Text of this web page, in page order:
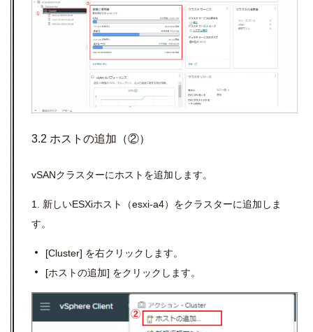
3.2 ホストの追加（②）
vSANクラスターにホストを追加します。
1. 新しいESXiホスト（esxi-a4）をクラスターに追加しま
す。
[Cluster] を右クリックします。
[ホストの追加] をクリックします。